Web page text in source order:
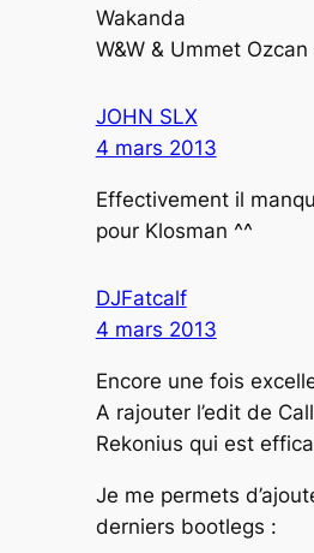
Wakanda
W&W & Ummet
JOHN SLX
4 mars 2013
Effectivement il
pour Klosman ^^
DJFatcalf
4 mars 2013
Encore une fois
A rajouter l’edit de
Rekonius qui est
Je me permets
derniers bootlegs :